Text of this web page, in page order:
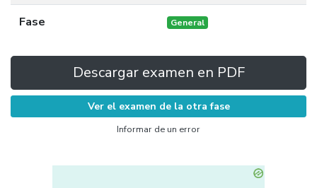
Fase General
Descargar examen en PDF
Ver el examen de la otra fase
Informar de un error